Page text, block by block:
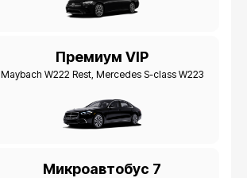
Премиум VIP
Maybach W222 Rest, Mercedes S-class W223
Микроавтобус 7